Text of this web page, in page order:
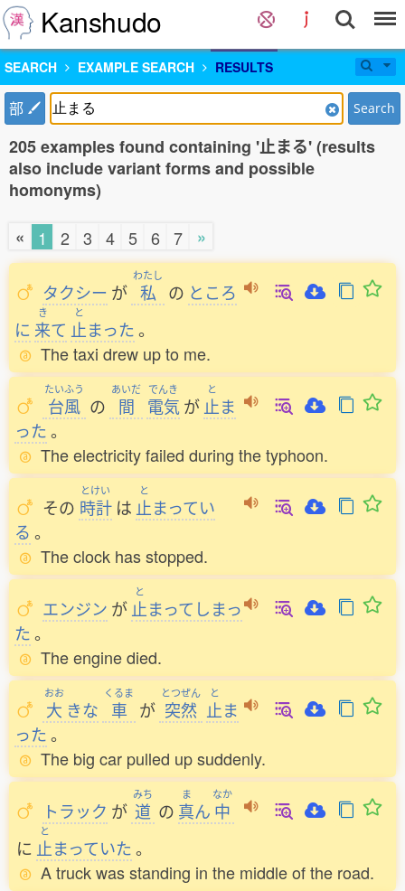
Kanshudo
SEARCH EXAMPLE SEARCH RESULTS
部 Search
205 examples found containing '止まる' (results
also include variant forms and possible
homonyms)
« 1 2 3 4 5 6 7 »
タクシー が
わたし
私 の ところ
に
き
来て
と
止まった。
The taxi drew up to me.
たいふう
台風 の
あいだ
間
でんき
電気 が
と
止ま
った。
The electricity failed during the typhoon.
その
とけい
時計 は
と
止まってい
る 。
The clock has stopped.
エンジン が
と
止まってしまっ
た。
The engine died.
おお
大 きな
くるま
車 が
とつぜん
突然
と
止ま
った。
The big car pulled up suddenly.
トラック が
みち
道 の
ま
真ん
なか
中
に
と
止まっていた。
A truck was standing in the middle of the road.